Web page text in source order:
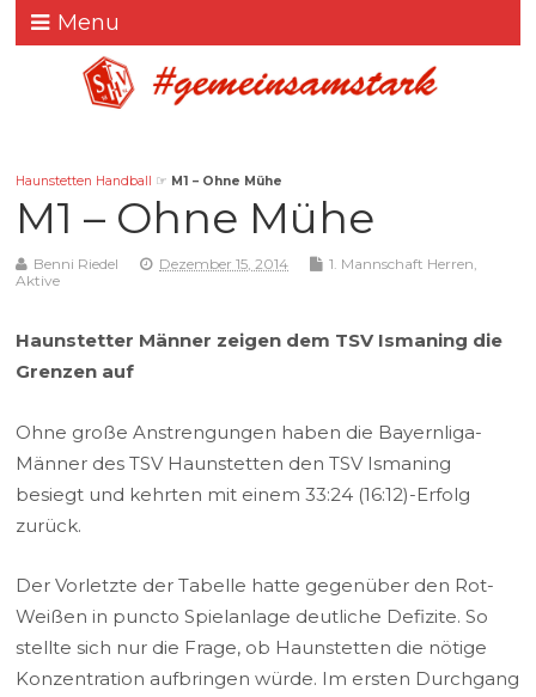
Menu
Haunstetten Handball ☞ M1 – Ohne Mühe
M1 – Ohne Mühe
Benni Riedel Dezember 15, 2014 1. Mannschaft Herren
Aktive
Haunstetter Männer zeigen dem TSV Ismaning die
Grenzen auf
Ohne große Anstrengungen haben die Bayernliga-
Männer des TSV Haunstetten den TSV Ismaning
besiegt und kehrten mit einem 33:24 (16:12)-Erfolg
zurück.
Der Vorletzte der Tabelle hatte gegenüber den Rot-
Weißen in puncto Spielanlage deutliche Defizite. So
stellte sich nur die Frage, ob Haunstetten die nötige
Konzentration aufbringen würde. Im ersten Durchgang